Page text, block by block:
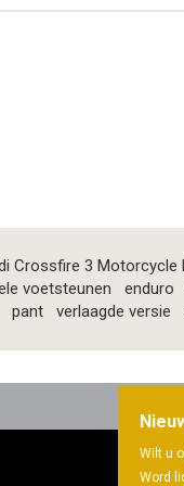
Crossfire 3 Motorcycle
voetsteunen enduro
pant verlaagde versie
Wilt u
Word